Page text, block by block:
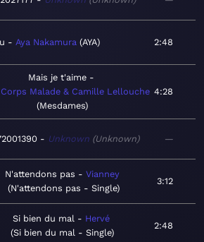
Aya Nakamura AYA 2:48
Mais je t'aime
Malade & Camille Lellouche
Mesdames
4:28
Unknown Unknown —
N'attendons pas
Vianney
N'attendons pas - Single
3:12
Si bien du mal
Hervé
Si bien du mal - Single
2:48